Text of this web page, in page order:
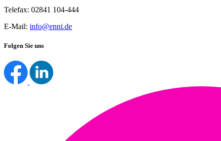
Telefax: 02841 104-444
E-Mail: info@enni.de
Folgen Sie uns